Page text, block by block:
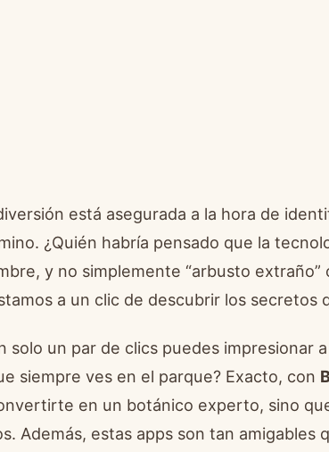
está asegurada a la hora de
¿Quién habría pensado que la
y no simplemente “arbusto extraño”
a un clic de descubrir los secretos
solo un par de clics puedes impresionar
siempre ves en el parque? Exacto, con
en un botánico experto, sino
Además, estas apps son tan amigables